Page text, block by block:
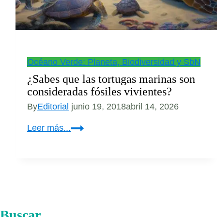
Océano Verde: Planeta, Biodiversidad y SbN
¿Sabes que las tortugas marinas son
consideradas fósiles vivientes?
ByEditorial junio 19, 2018abril 14, 2026
Leer más...¿Sabes